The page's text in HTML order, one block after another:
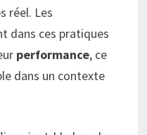
réel. Les
dans ces pratiques
performance, ce
dans un contexte